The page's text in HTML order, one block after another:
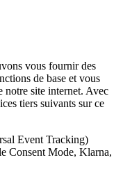
vous fournir des
de base et vous
notre site internet. Avec
tiers suivants sur ce
Event Tracking)
Consent Mode, Klarna,